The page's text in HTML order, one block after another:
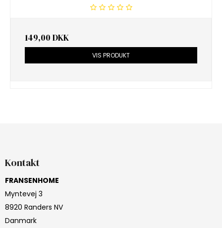
149,00 DKK
VIS PRODUKT
Kontakt
FRANSENHOME
Myntevej 3
8920 Randers NV
Danmark